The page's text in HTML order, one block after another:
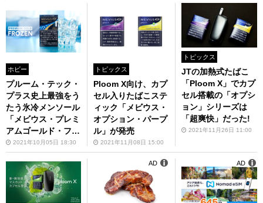
ホビー
プルーム・テック・
プラス史上最強をう
たう氷冷メンソール
「メビウス・プレミ
アムゴールド・フロ
ーズン」10月29日
発売
2021年10月05日 18:30
トピックス
Ploom X向け、カプ
セル入りたばこステ
ィック「メビウス・
オプション・パープ
ル」が発売
2021年11月08日 15:00
トピックス
JTの加熱式たばこ
「Ploom X」でカプ
セル搭載の「オプシ
ョン」シリーズは
「超爽快」だった!
2021年11月26日 11:00
AD AD